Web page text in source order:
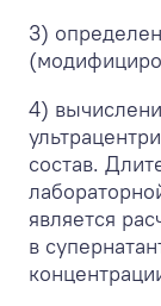
3)
4)
состав.
является
в